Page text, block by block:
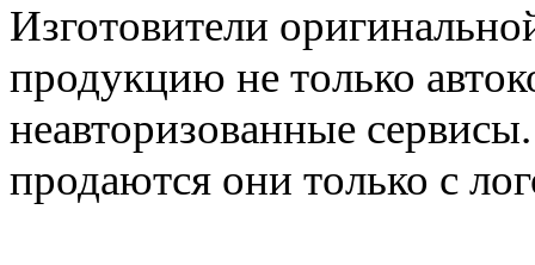
Изготовители
продукцию не только
неавторизованные
продаются они только с